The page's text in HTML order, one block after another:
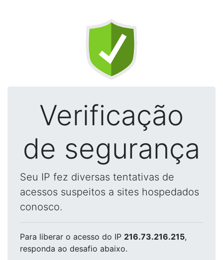
Verificação
de segurança
Seu IP fez diversas tentativas de
acessos suspeitos a sites hospedados
conosco.
Para liberar o acesso do IP 216.73.216.215,
responda ao desafio abaixo.